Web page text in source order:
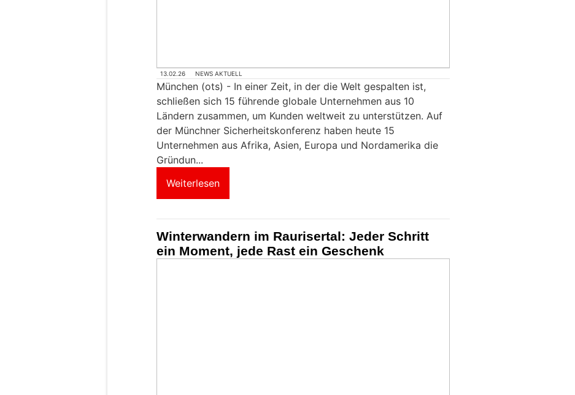
13.02.26 NEWS AKTUELL
München (ots) - In einer Zeit, in der die Welt gespalten ist,
schließen sich 15 führende globale Unternehmen aus 10
Ländern zusammen, um Kunden weltweit zu unterstützen. Auf
der Münchner Sicherheitskonferenz haben heute 15
Unternehmen aus Afrika, Asien, Europa und Nordamerika die
Gründun...
Weiterlesen
Winterwandern im Raurisertal: Jeder Schritt
ein Moment, jede Rast ein Geschenk